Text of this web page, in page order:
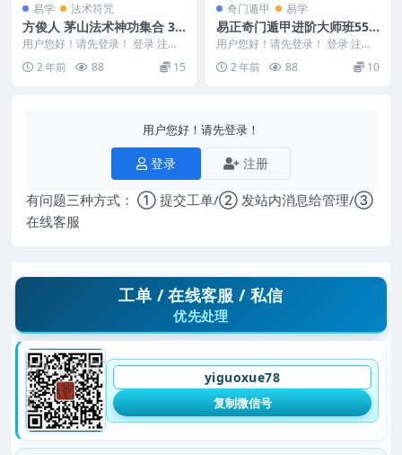
易学 法术符咒
方俊人 茅山法术神功集合 32
3页
用户您好！请先登录！ 登录 注册
方俊人 茅山法术神功集合 323页 2
4098...
2 年前 88 15
奇门遁甲 易学
易正奇门遁甲进阶大师班55
集
用户您好！请先登录！ 登录 注册
易正奇门遁甲进阶大师班55集 250
1089 ...
2 年前 88 10
用户您好！请先登录！
登录 注册
有问题三种方式： ① 提交工单/② 发站内消息给管理/③
在线客服
工单 / 在线客服 / 私信
优先处理
yiguoxue78
复制微信号